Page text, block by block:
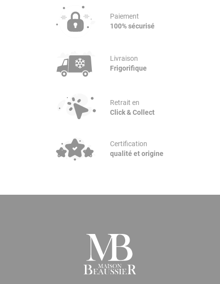
Paiement
100% sécurisé
Livraison
Frigorifique
Retrait en
Click & Collect
Certification
qualité et origine